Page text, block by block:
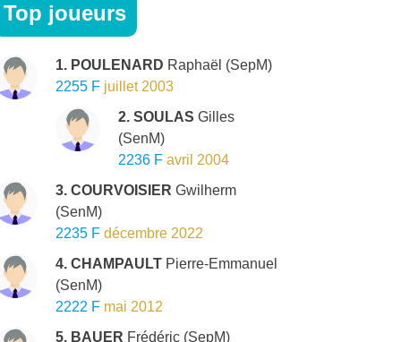
Top joueurs
1. POULENARD Raphaël (SepM)
2255 F juillet 2003
2. SOULAS Gilles
(SenM)
2236 F avril 2004
3. COURVOISIER Gwilherm
(SenM)
2235 F décembre 2022
4. CHAMPAULT Pierre-Emmanuel
(SenM)
2222 F mai 2012
5. BAUER Frédéric(SepM)